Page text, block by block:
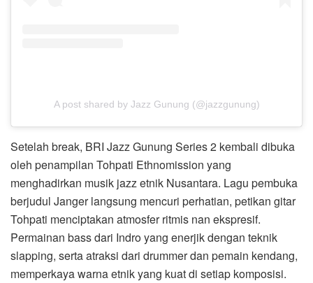
A post shared by Jazz Gunung (@jazzgunung)
Setelah break, BRI Jazz Gunung Series 2 kembali dibuka
oleh penampilan Tohpati Ethnomission yang
menghadirkan musik jazz etnik Nusantara. Lagu pembuka
berjudul Janger langsung mencuri perhatian, petikan gitar
Tohpati menciptakan atmosfer ritmis nan ekspresif.
Permainan bass dari Indro yang enerjik dengan teknik
slapping, serta atraksi dari drummer dan pemain kendang,
memperkaya warna etnik yang kuat di setiap komposisi.